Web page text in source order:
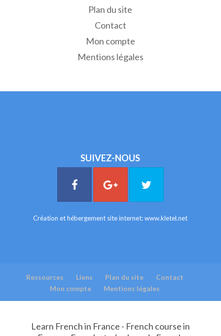
Plan du site
Contact
Mon compte
Mentions légales
SUIVEZ-NOUS
Création et hébergement site internet:www.kletel.net
Ressources Liens Plan du site
Contact
Mon compte
Mentions légales
Learn French in France - French course in